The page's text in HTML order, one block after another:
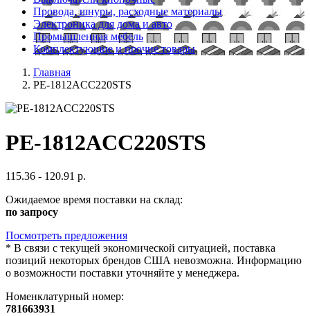
Провода, шнуры, расходные материалы
Электроника для дома и авто
Промышленная мебель
Комплектующие и прочие товары
Главная
PE-1812ACC220STS
PE-1812ACC220STS
115.36 - 120.91 р.
Ожидаемое время поставки на склад:
по запросу
Посмотреть предложения
* В связи с текущей экономической ситуацией, поставка
позиций некоторых брендов США невозможна. Информацию
о возможности поставки уточняйте у менеджера.
Номенклатурный номер:
781663931